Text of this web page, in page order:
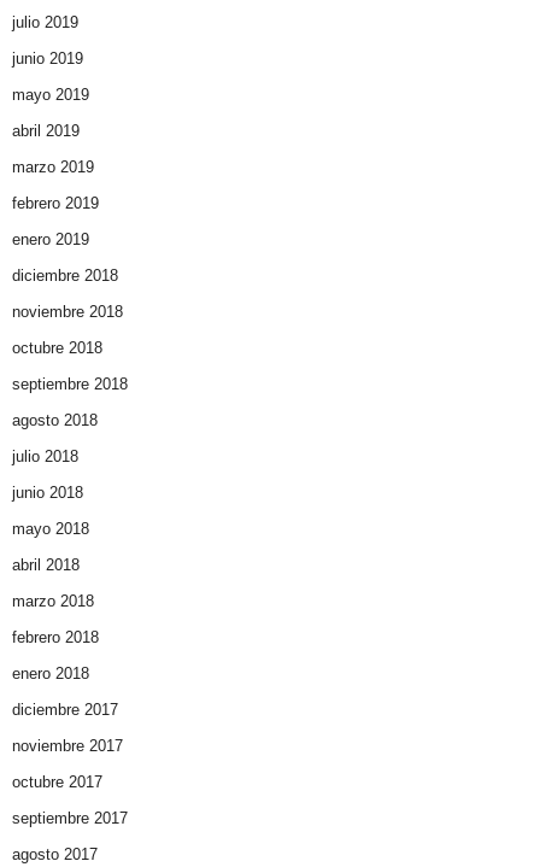
julio 2019
junio 2019
mayo 2019
abril 2019
marzo 2019
febrero 2019
enero 2019
diciembre 2018
noviembre 2018
octubre 2018
septiembre 2018
agosto 2018
julio 2018
junio 2018
mayo 2018
abril 2018
marzo 2018
febrero 2018
enero 2018
diciembre 2017
noviembre 2017
octubre 2017
septiembre 2017
agosto 2017